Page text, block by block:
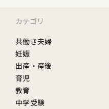
カテゴリ
共働き夫婦
妊娠
出産・産後
育児
教育
中学受験